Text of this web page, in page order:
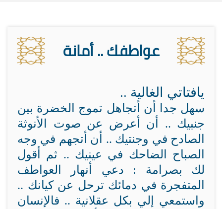
عواطفك .. أمانة
يافتاتي الغالية ..
سهل جدا أن أتجاهل تموج الخضرة بين
جنبيك .. أن أعرض عن صوت الأنوثة
الصادح في وجنتيك .. أن أتجهم في وجه
الصباح الضاحك في عينيك .. ثم أقول
لك بصرامة : دعي أنهار العواطف
المتفجرة في دمائك ترحل عن كيانك ..
واستمعي إلي بكل عقلانية .. فالإنسان